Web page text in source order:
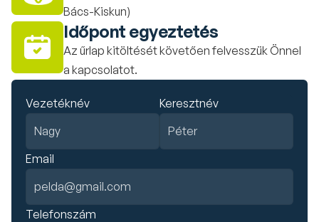
Bács-Kiskun)
Időpont egyeztetés
Az űrlap kitöltését követően felvesszük Önnel
a kapcsolatot.
Vezetéknév Keresztnév
Email
Telefonszám